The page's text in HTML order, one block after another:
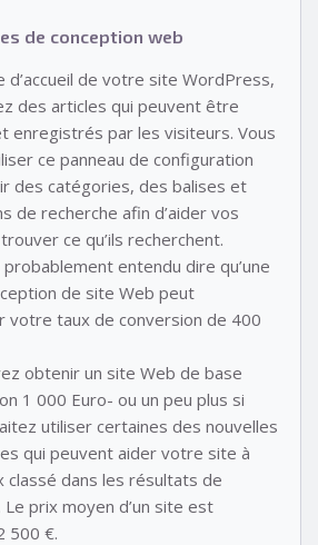
de conception web
d’accueil de votre site WordPress,
des articles qui peuvent être
enregistrés par les visiteurs. Vous
ce panneau de configuration
des catégories, des balises et
de recherche afin d’aider vos
ce qu’ils recherchent.
entendu dire qu’une
de site Web peut
votre taux de conversion de 400
obtenir un site Web de base
1 000 Euro- ou un peu plus si
utiliser certaines des nouvelles
qui peuvent aider votre site à
classé dans les résultats de
Le prix moyen d’un site est
500 €.